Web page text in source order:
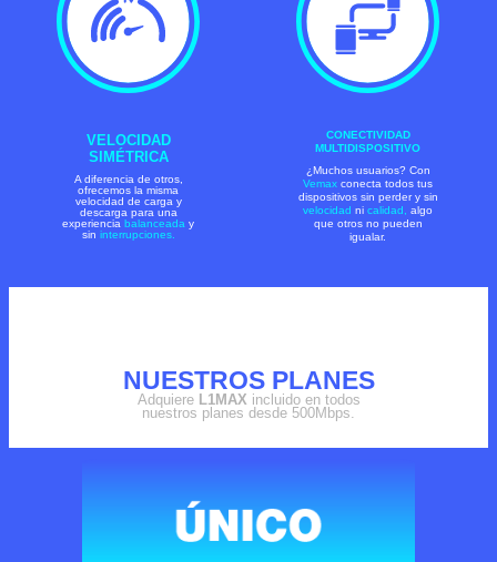
VELOCIDAD
SIMÉTRICA
A diferencia de otros,
ofrecemos la misma
velocidad de carga y
descarga para una
experiencia balanceada y
sin interrupciones.
CONECTIVIDAD
MULTIDISPOSITIVO
¿Muchos usuarios? Con
Vemax conecta todos tus
dispositivos sin perder y sin
velocidad ni calidad, algo
que otros no pueden
igualar.
NUESTROS PLANES
Adquiere L1MAX incluido en todos
nuestros planes desde 500Mbps.